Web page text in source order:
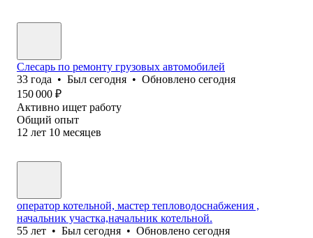
Слесарь по ремонту грузовых автомобилей
33 года • Был сегодня • Обновлено сегодня
150 000 ₽
Активно ищет работу
Общий опыт
12 лет 10 месяцев
оператор котельной, мастер тепловодоснабжения ,
начальник участка,начальник котельной.
55 лет • Был сегодня • Обновлено сегодня